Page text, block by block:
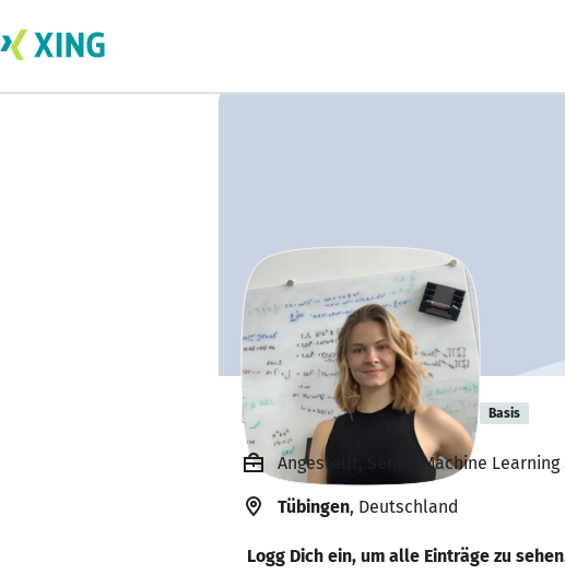
Dr. Solveig Peter Basis
Angestellt, Senior Machine
Tübingen, Deutschland
Logg Dich ein, um alle Einträge zu